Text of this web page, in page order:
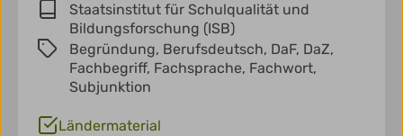
Staatsinstitut für Schulqualität und
Bildungsforschung (ISB)
Begründung, Berufsdeutsch, DaF, DaZ,
Fachbegriff, Fachsprache, Fachwort,
Subjunktion
Ländermaterial